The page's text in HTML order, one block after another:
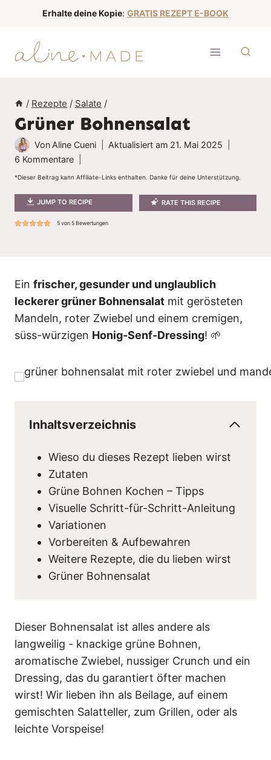
Erhalte deine Kopie: GRATIS REZEPT E-BOOK
/ Rezepte / Salate /
Grüner Bohnensalat
Von Aline Cueni Aktualisiert am 21. Mai 2025
6 Kommentare
*Dieser Beitrag kann Affiliate-Links enthalten. Danke für deine Unterstützung.
JUMP TO RECIPE RATE THIS RECIPE
5von5Bewertungen
Ein frischer, gesunder und unglaublich
leckerer grüner Bohnensalat mit gerösteten
Mandeln, roter Zwiebel und einem cremigen,
süss-würzigen Honig-Senf-Dressing! 🌱
Inhaltsverzeichnis
Wieso du dieses Rezept lieben wirst
Zutaten
Grüne Bohnen Kochen – Tipps
Visuelle Schritt-für-Schritt-Anleitung
Variationen
Vorbereiten & Aufbewahren
Weitere Rezepte, die du lieben wirst
Grüner Bohnensalat
Dieser Bohnensalat ist alles andere als
langweilig - knackige grüne Bohnen,
aromatische Zwiebel, nussiger Crunch und ein
Dressing, das du garantiert öfter machen
wirst! Wir lieben ihn als Beilage, auf einem
gemischten Salatteller, zum Grillen, oder als
leichte Vorspeise!